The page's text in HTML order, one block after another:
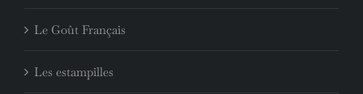
Le Goût Français
Les estampilles